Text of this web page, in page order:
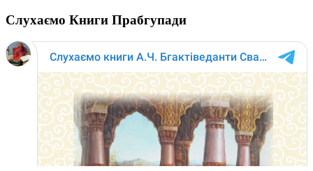
Слухаємо Книги Прабгупади